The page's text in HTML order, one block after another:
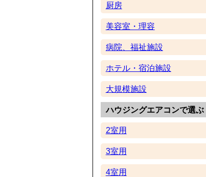
厨房
美容室・理容
病院、福祉施設
ホテル・宿泊施設
大規模施設
ハウジングエアコンで選ぶ
2室用
3室用
4室用